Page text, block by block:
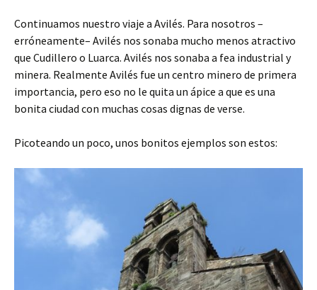
Continuamos nuestro viaje a Avilés. Para nosotros –
erróneamente– Avilés nos sonaba mucho menos atractivo
que Cudillero o Luarca. Avilés nos sonaba a fea industrial y
minera. Realmente Avilés fue un centro minero de primera
importancia, pero eso no le quita un ápice a que es una
bonita ciudad con muchas cosas dignas de verse.
Picoteando un poco, unos bonitos ejemplos son estos: